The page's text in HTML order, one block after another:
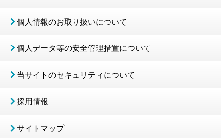
個人情報のお取り扱いについて
個人データ等の安全管理措置について
当サイトのセキュリティについて
採用情報
サイトマップ